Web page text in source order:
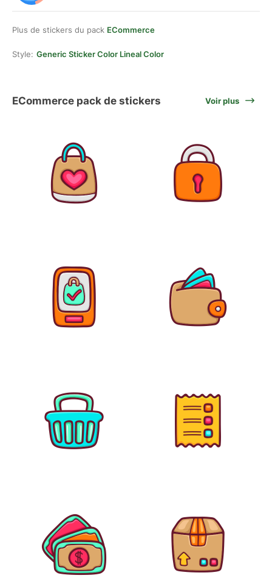
Plus de stickers du pack ECommerce
Style: Generic Sticker Color Lineal Color
ECommerce pack de stickers Voir plus